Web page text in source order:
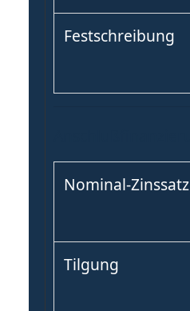
Festschreibung
Nominal-Zinssatz
Tilgung